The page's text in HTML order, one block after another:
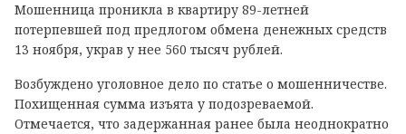
Мошенница проникла в квартиру 89-летней
потерпевшей под предлогом обмена денежных средств
13 ноября, украв у нее 560 тысяч рублей.
Возбуждено уголовное дело по статье о мошенничестве.
Похищенная сумма изъята у подозреваемой.
Отмечается, что задержанная ранее была неоднократно